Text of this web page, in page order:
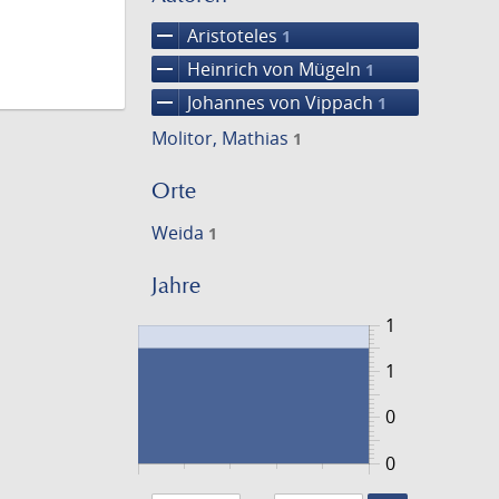
remove Aristoteles 1
remove Heinrich von Mügeln 1
remove Johannes von Vippach 1
Molitor, Mathias 1
Orte
Weida 1
Jahre
0
1
0
1
1463
1464